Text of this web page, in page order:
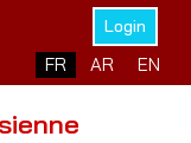
Login
Sélectionnez votre
FR AR EN